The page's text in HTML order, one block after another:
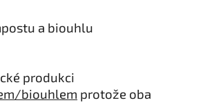
a biouhlu
produkci
biouhlem protože oba